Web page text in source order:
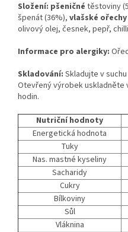
Složení: pšeničné těstoviny
špenát (36%), vlašské ořechy
olivový olej, česnek, pepř,
Informace pro alergiky:
Skladování: Skladujte v
Otevřený výrobek uskladněte
hodin.
Nutriční hodnoty
Energetická hodnota
Tuky
Nas. mastné kyseliny
Sacharidy
Cukry
Bílkoviny
Sůl
Vláknina